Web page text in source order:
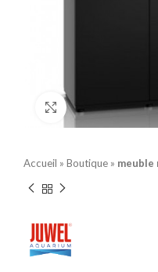
Click to enlarge
Accueil » Boutique » meuble